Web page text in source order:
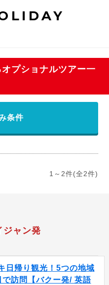
オプショナルツアー一
条件
1～2件(全2件)
ジャン発
日帰り観光！5つの地域
で訪問【バクー発/ 英語